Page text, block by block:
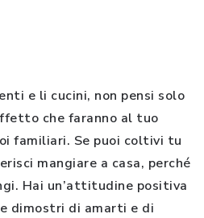
e li cucini, non pensi solo
che faranno al tuo
familiari. Se puoi coltivi tu
mangiare a casa, perché
Hai un’attitudine positiva
dimostri di amarti e di